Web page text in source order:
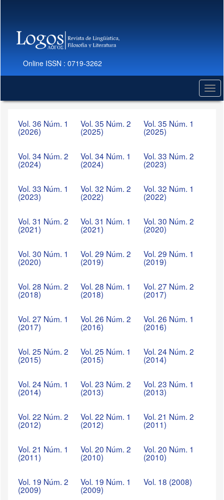
contenido
Navegación
principal
lateral
Online ISSN : 0719-3262
Vol. 36 Núm. 1
(2026)
Vol. 35 Núm. 2
(2025)
Vol. 35 Núm. 1
(2025)
Vol. 34 Núm. 2
(2024)
Vol. 34 Núm. 1
(2024)
Vol. 33 Núm. 2
(2023)
Vol. 33 Núm. 1
(2023)
Vol. 32 Núm. 2
(2022)
Vol. 32 Núm. 1
(2022)
Vol. 31 Núm. 2
(2021)
Vol. 31 Núm. 1
(2021)
Vol. 30 Núm. 2
(2020)
Vol. 30 Núm. 1
(2020)
Vol. 29 Núm. 2
(2019)
Vol. 29 Núm. 1
(2019)
Vol. 28 Núm. 2
(2018)
Vol. 28 Núm. 1
(2018)
Vol. 27 Núm. 2
(2017)
Vol. 27 Núm. 1
(2017)
Vol. 26 Núm. 2
(2016)
Vol. 26 Núm. 1
(2016)
Vol. 25 Núm. 2
(2015)
Vol. 25 Núm. 1
(2015)
Vol. 24 Núm. 2
(2014)
Vol. 24 Núm. 1
(2014)
Vol. 23 Núm. 2
(2013)
Vol. 23 Núm. 1
(2013)
Vol. 22 Núm. 2
(2012)
Vol. 22 Núm. 1
(2012)
Vol. 21 Núm. 2
(2011)
Vol. 21 Núm. 1
(2011)
Vol. 20 Núm. 2
(2010)
Vol. 20 Núm. 1
(2010)
Vol. 19 Núm. 2
(2009)
Vol. 19 Núm. 1
(2009)
Vol. 18 (2008)